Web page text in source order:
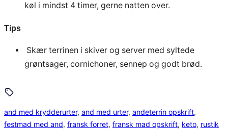
køl i mindst 4 timer, gerne natten over.
Tips
Skær terrinen i skiver og server med syltede
grøntsager, cornichoner, sennep og godt brød.
and med krydderurter, and med urter, andeterrin opskrift
festmad med and, fransk forret, fransk mad opskrift, keto, rustik